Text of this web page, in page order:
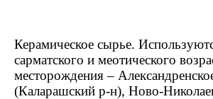
Керамическое сырье.
сарматского и меотического
месторождения –
(Каларашский р-н), Ново-